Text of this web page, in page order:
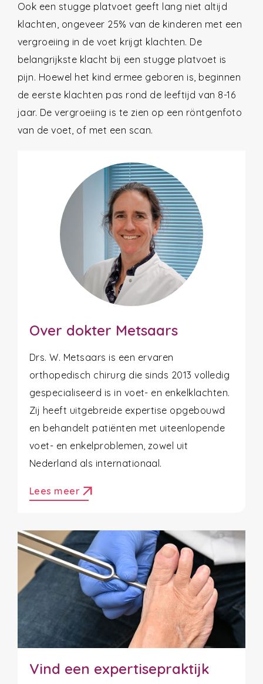
Ook een stugge platvoet geeft lang niet altijd
klachten, ongeveer 25% van de kinderen met een
vergroeiing in de voet krijgt klachten. De
belangrijkste klacht bij een stugge platvoet is
pijn. Hoewel het kind ermee geboren is, beginnen
de eerste klachten pas rond de leeftijd van 8-16
jaar. De vergroeiing is te zien op een röntgenfoto
van de voet, of met een scan.
Over dokter Metsaars
Drs. W. Metsaars is een ervaren
orthopedisch chirurg die sinds 2013 volledig
gespecialiseerd is in voet- en enkelklachten.
Zij heeft uitgebreide expertise opgebouwd
en behandelt patiënten met uiteenlopende
voet- en enkelproblemen, zowel uit
Nederland als internationaal.
Lees meer arrow_outward
Vind een expertisepraktijk